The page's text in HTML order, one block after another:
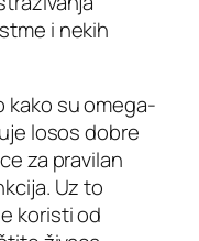
i nekih
kako su omega-
losos dobre
za pravilan
Uz to
koristi od